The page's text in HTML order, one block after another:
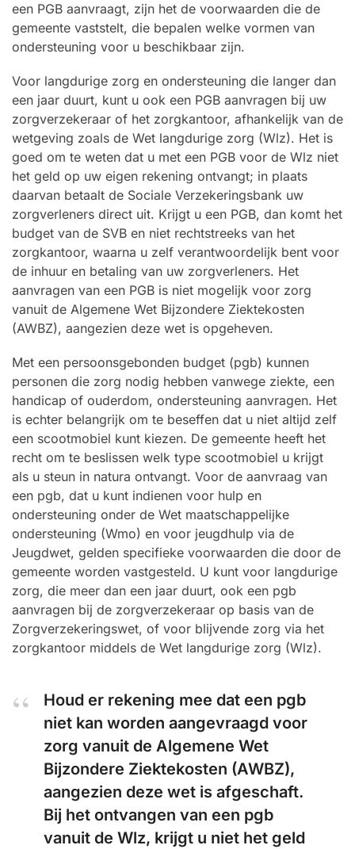
een PGB aanvraagt, zijn het de voorwaarden die de
gemeente vaststelt, die bepalen welke vormen van
ondersteuning voor u beschikbaar zijn.
Voor langdurige zorg en ondersteuning die langer dan
een jaar duurt, kunt u ook een PGB aanvragen bij uw
zorgverzekeraar of het zorgkantoor, afhankelijk van de
wetgeving zoals de Wet langdurige zorg (Wlz). Het is
goed om te weten dat u met een PGB voor de Wlz niet
het geld op uw eigen rekening ontvangt; in plaats
daarvan betaalt de Sociale Verzekeringsbank uw
zorgverleners direct uit. Krijgt u een PGB, dan komt het
budget van de SVB en niet rechtstreeks van het
zorgkantoor, waarna u zelf verantwoordelijk bent voor
de inhuur en betaling van uw zorgverleners. Het
aanvragen van een PGB is niet mogelijk voor zorg
vanuit de Algemene Wet Bijzondere Ziektekosten
(AWBZ), aangezien deze wet is opgeheven.
Met een persoonsgebonden budget (pgb) kunnen
personen die zorg nodig hebben vanwege ziekte, een
handicap of ouderdom, ondersteuning aanvragen. Het
is echter belangrijk om te beseffen dat u niet altijd zelf
een scootmobiel kunt kiezen. De gemeente heeft het
recht om te beslissen welk type scootmobiel u krijgt
als u steun in natura ontvangt. Voor de aanvraag van
een pgb, dat u kunt indienen voor hulp en
ondersteuning onder de Wet maatschappelijke
ondersteuning (Wmo) en voor jeugdhulp via de
Jeugdwet, gelden specifieke voorwaarden die door de
gemeente worden vastgesteld. U kunt voor langdurige
zorg, die meer dan een jaar duurt, ook een pgb
aanvragen bij de zorgverzekeraar op basis van de
Zorgverzekeringswet, of voor blijvende zorg via het
zorgkantoor middels de Wet langdurige zorg (Wlz).
Houd er rekening mee dat een pgb
niet kan worden aangevraagd voor
zorg vanuit de Algemene Wet
Bijzondere Ziektekosten (AWBZ),
aangezien deze wet is afgeschaft.
Bij het ontvangen van een pgb
vanuit de Wlz, krijgt u niet het geld